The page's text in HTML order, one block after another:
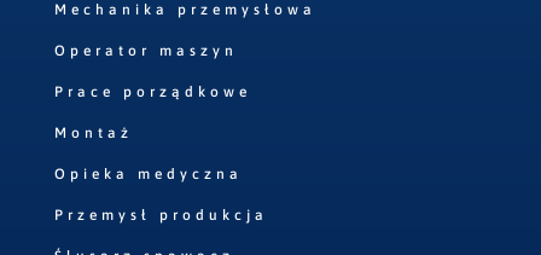
Mechanika przemysłowa
Operator maszyn
Prace porządkowe
Montaż
Opieka medyczna
Przemysł produkcja